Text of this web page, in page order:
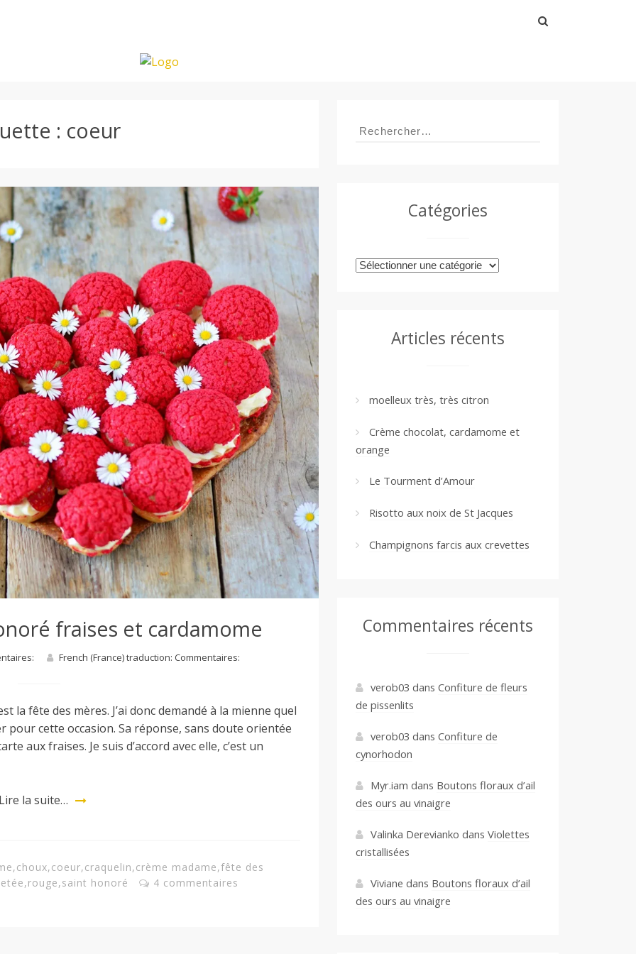
: coeur
fraises et cardamome
French (France) traduction: Commentaires:
la fête des mères. J’ai donc demandé à la mienne quel
cette occasion. Sa réponse, sans doute orientée
aux fraises. Je suis d’accord avec elle, c’est un
Lire la suite…
,choux,coeur,craquelin,crème madame,fête des
,rouge,saint honoré 4 commentaires
Rechercher :
Catégories
Catégories
Articles récents
moelleux très, très citron
Crème chocolat, cardamome et
orange
Le Tourment d’Amour
Risotto aux noix de St Jacques
Champignons farcis aux crevettes
Commentaires récents
verob03 dans Confiture de fleurs
de pissenlits
verob03 dans Confiture de
cynorhodon
Myr.iam dans Boutons floraux d’ail
des ours au vinaigre
Valinka Derevianko dans Violettes
cristallisées
Viviane dans Boutons floraux d’ail
des ours au vinaigre